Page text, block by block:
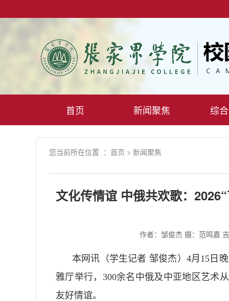
首页 新闻聚焦 综
您当前所在位置 ： 首页 > 新闻聚焦
文化传情谊 中俄共欢歌：
作者：邹俊杰 摄：范鸣嘉
本网讯（学生记者 邹俊杰）4月15日
雅厅举行，300余名中俄及中亚地区艺术
友好情谊。